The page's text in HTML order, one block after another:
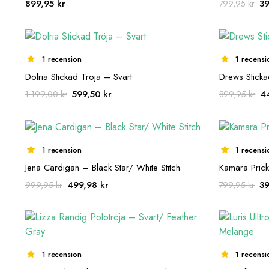
899,95 kr 799,95kr
1 recension
Dolria Stickad Tröja – Svart
1 199,00kr Det
priset
var:
1
599,50 krDet
priset
är:
1
Drews
899,95kr
1 recension
Jena Cardigan – Black Star/ White Stitch
999,95kr Det
priset
var:
499,98 krDet
priset
är:
1
Kamara
799,95kr
1 recension 1